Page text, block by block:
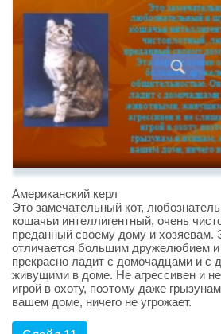
Американский керл
Это замечательный кот,
кошачьи интеллигентный, очень
преданный своему дому и хозяевам.
отличается большим дружелюбием
прекрасно ладит с домочадцами и с
живущими в доме. Не агрессивен и
игрой в охоту, поэтому даже
вашем доме, ничего не угрожает.